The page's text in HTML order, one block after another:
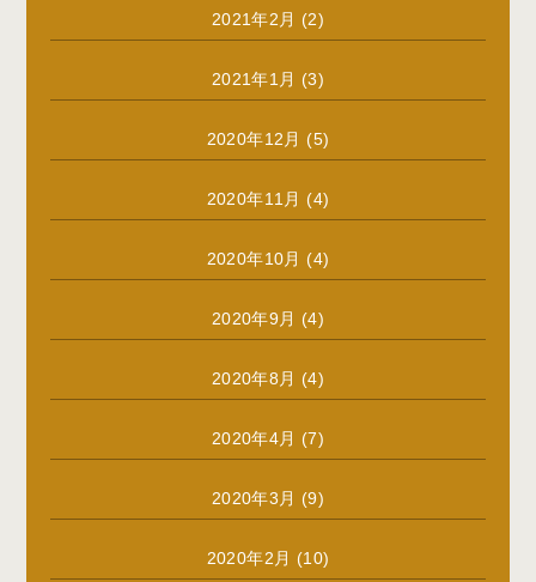
2021年2月 (2)
2021年1月 (3)
2020年12月 (5)
2020年11月 (4)
2020年10月 (4)
2020年9月 (4)
2020年8月 (4)
2020年4月 (7)
2020年3月 (9)
2020年2月 (10)